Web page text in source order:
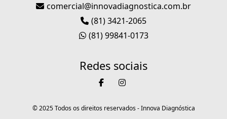
comercial@innovadiagnostica.com.br
(81) 3421-2065
(81) 99841-0173
Redes sociais
© 2025 Todos os direitos reservados - Innova Diagnóstica